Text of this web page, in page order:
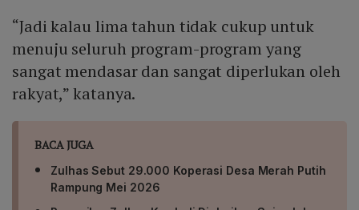
“Jadi kalau lima tahun tidak cukup untuk
menuju seluruh program-program yang
sangat mendasar dan sangat diperlukan oleh
rakyat,” katanya.
BACA JUGA
Zulhas Sebut 29.000 Koperasi Desa Merah Putih
Rampung Mei 2026